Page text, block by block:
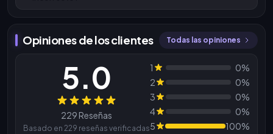
Opiniones de los clientes Todas las opiniones
Reseñas
5.0
229 Reseñas
Basado en 229 reseñas verificadas
1
0%
2
0%
3
0%
4
0%
5
100%